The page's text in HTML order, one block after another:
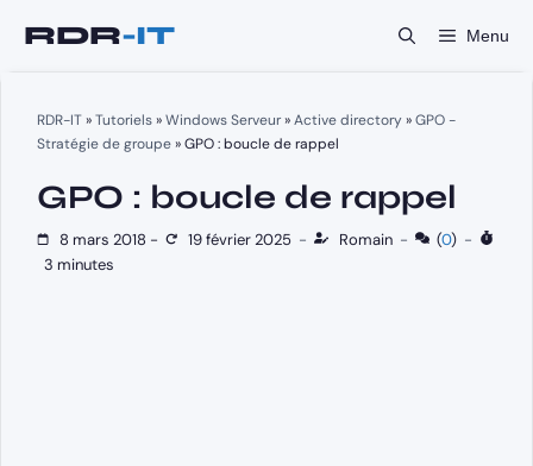
Menu
RDR-IT»Tutoriels»Windows Serveur»Active directory»GPO -
Stratégie de groupe»GPO : boucle de rappel
GPO : boucle de rappel
8 mars 2018 - 19 février 2025 - Romain - (0) -
3 minutes